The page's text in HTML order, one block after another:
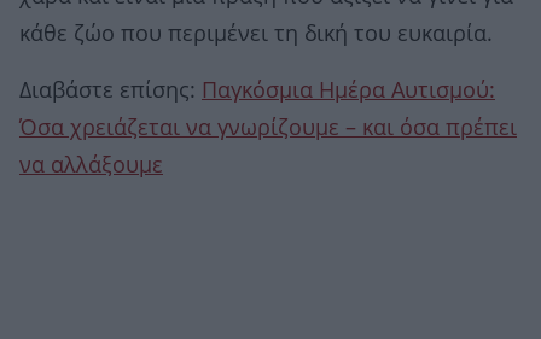
κάθε ζώο που περιμένει τη δική του ευκαιρία.
Διαβάστε επίσης: Παγκόσμια Ημέρα Αυτισμού:
Όσα χρειάζεται να γνωρίζουμε – και όσα πρέπει
να αλλάξουμε